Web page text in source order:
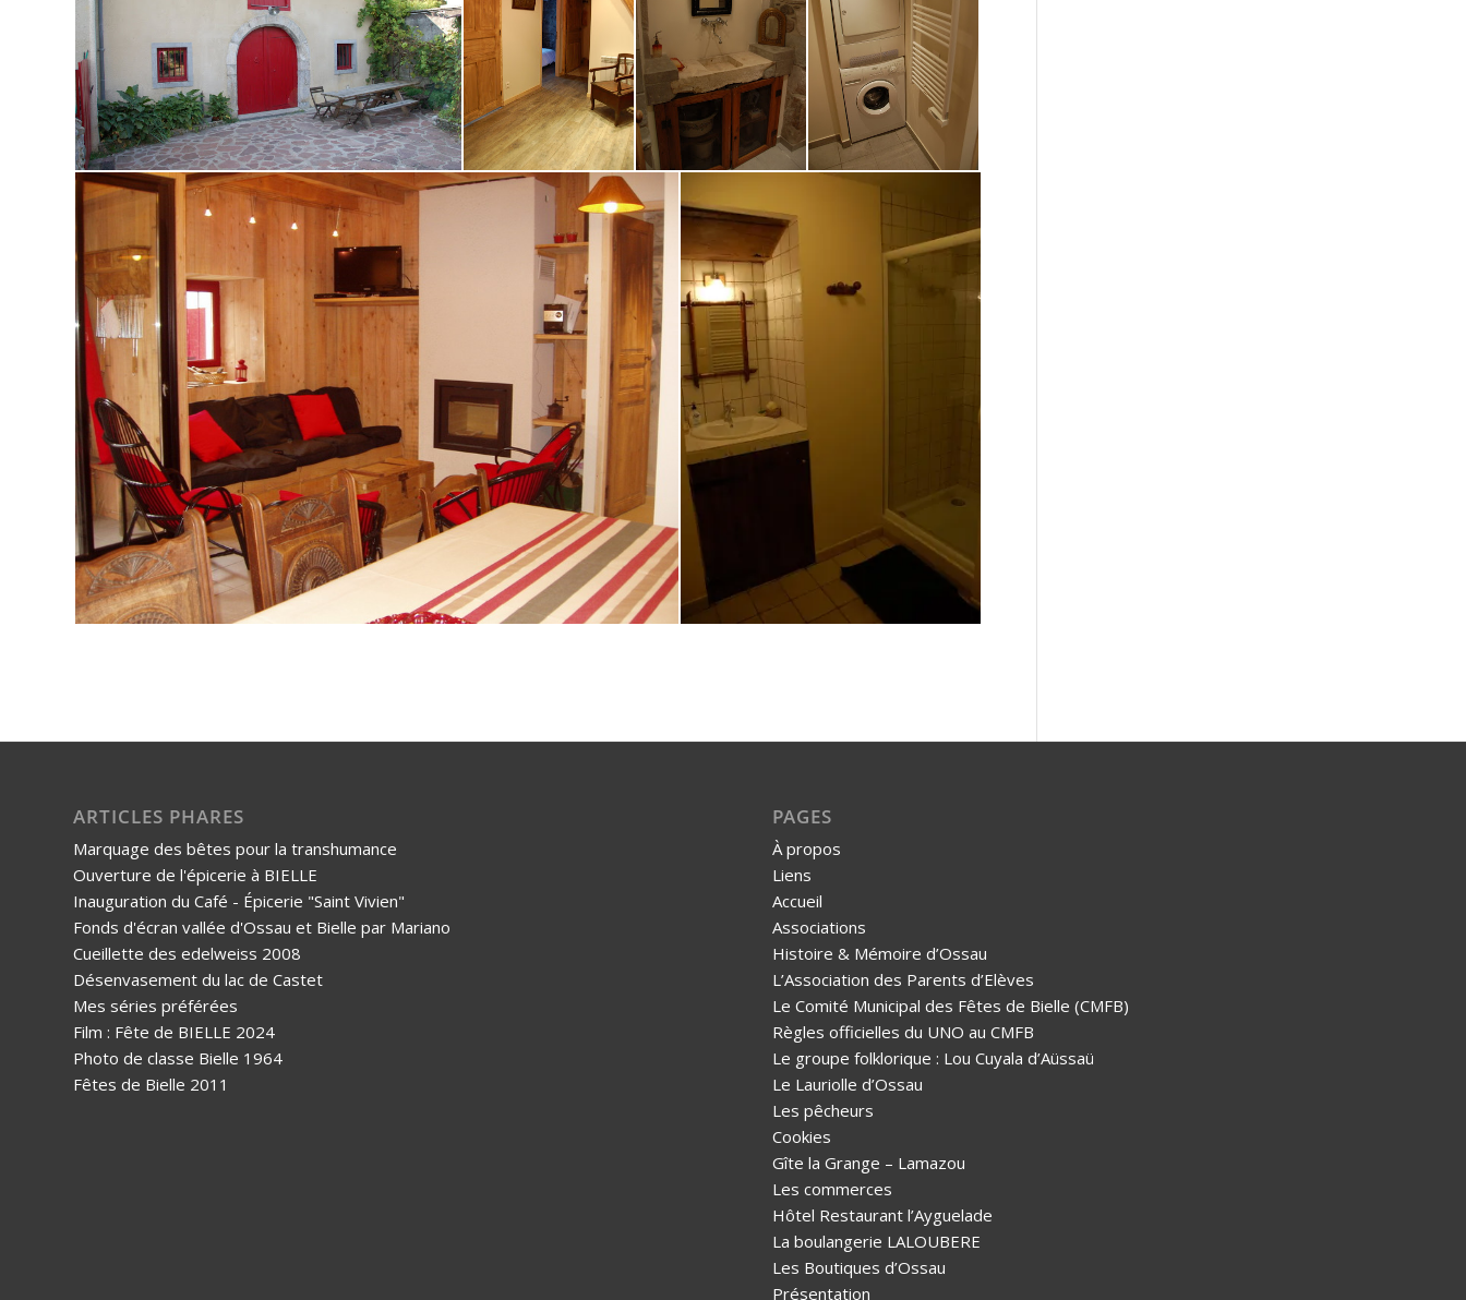
ARTICLES PHARES
Marquage des bêtes pour la transhumance
Ouverture de l'épicerie à BIELLE
Inauguration du Café - Épicerie "Saint Vivien"
Fonds d'écran vallée d'Ossau et Bielle par Mariano
Cueillette des edelweiss 2008
Désenvasement du lac de Castet
Mes séries préférées
Film : Fête de BIELLE 2024
Photo de classe Bielle 1964
Fêtes de Bielle 2011
PAGES
À propos
Liens
Accueil
Associations
Histoire & Mémoire d’Ossau
L’Association des Parents d’Elèves
Le Comité Municipal des Fêtes de Bielle (CMFB)
Règles officielles du UNO au CMFB
Le groupe folklorique : Lou Cuyala d’Aüssaü
Le Lauriolle d’Ossau
Les pêcheurs
Cookies
Gîte la Grange – Lamazou
Les commerces
Hôtel Restaurant l’Ayguelade
La boulangerie LALOUBERE
Les Boutiques d’Ossau
Présentation